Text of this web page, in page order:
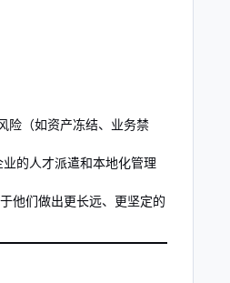
险（如资产冻结、业务禁
的人才派遣和本地化管理
他们做出更长远、更坚定的